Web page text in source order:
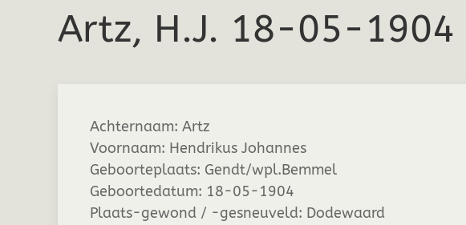
Artz, H.J. 18-05-1904
Achternaam: Artz
Voornaam: Hendrikus Johannes
Geboorteplaats: Gendt/wpl.Bemmel
Geboortedatum: 18-05-1904
Plaats-gewond / -gesneuveld: Dodewaard